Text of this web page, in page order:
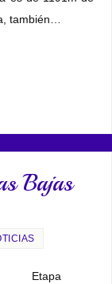
también…
Bajas
Etapa